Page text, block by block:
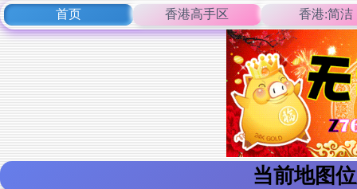
首页 香港高手区 香港:简洁
当前地图